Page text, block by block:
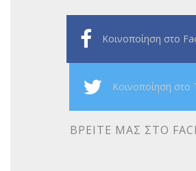
Κοινοποίηση στο
Κοινοποίηση στο
ΒΡΕΊΤΕ ΜΑΣ ΣΤΟ